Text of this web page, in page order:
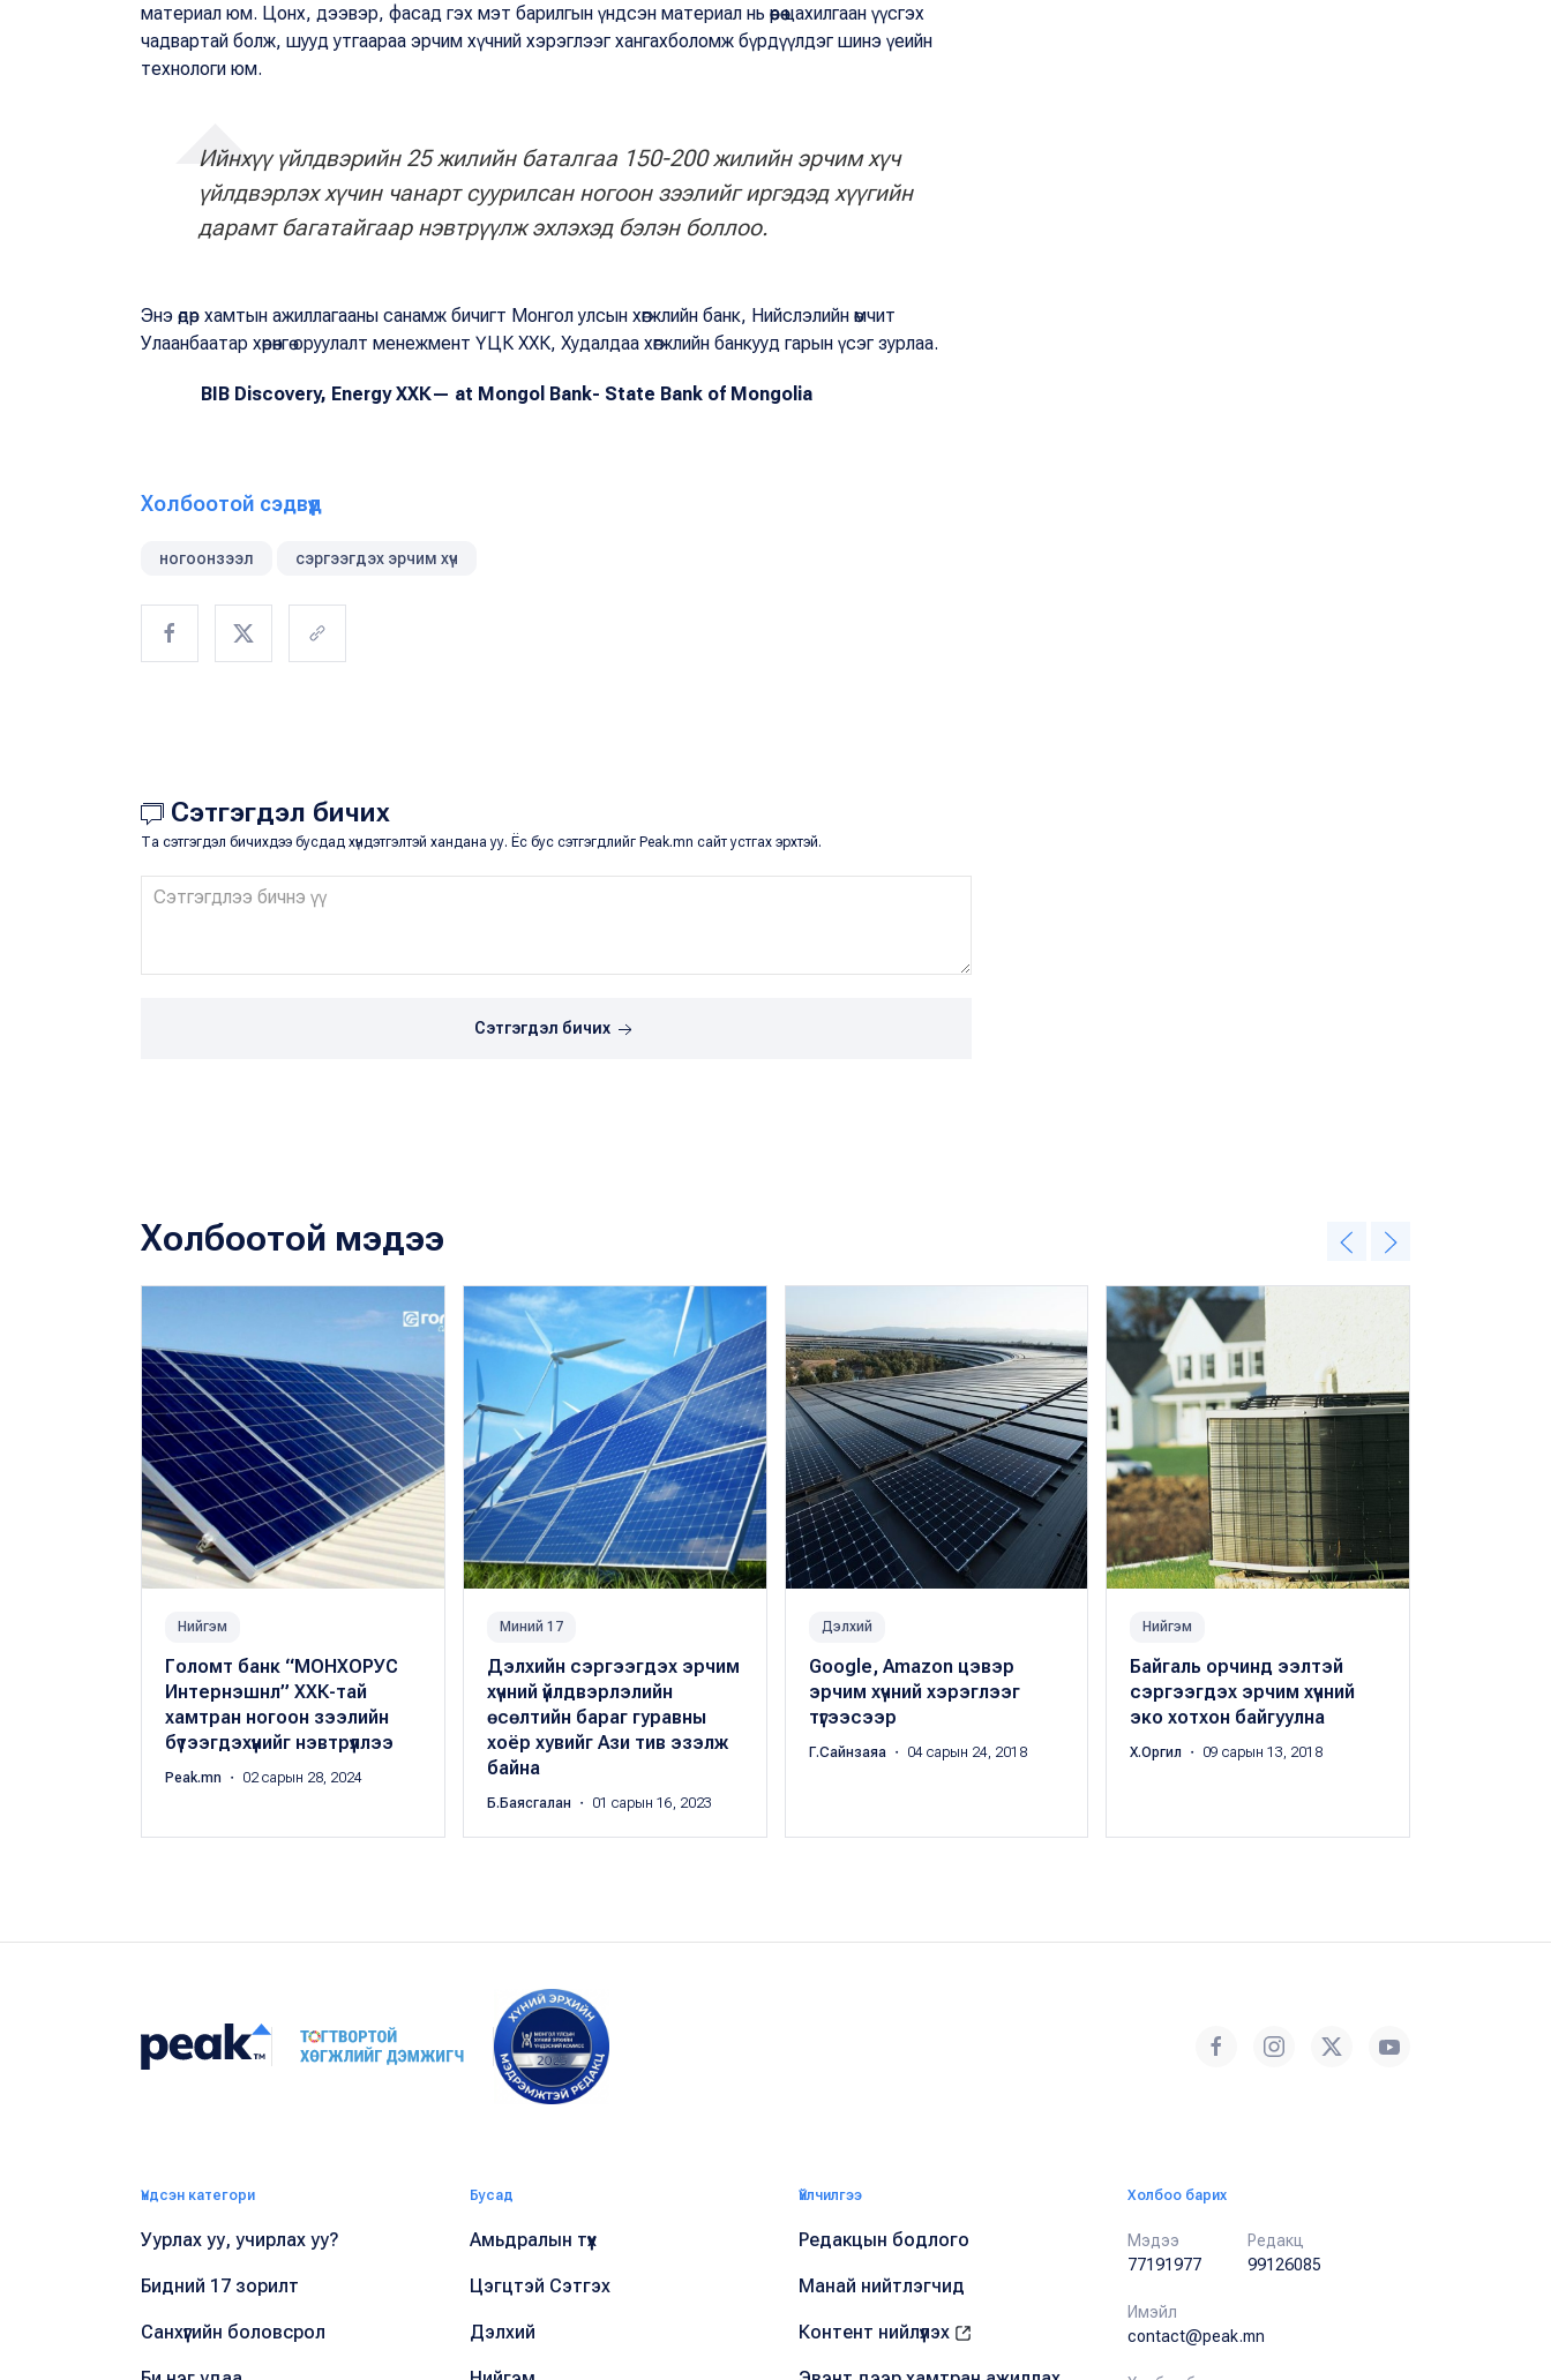
материал юм. Цонх, дээвэр, фасад гэх мэт барилгын үндсэн материал нь өөрөө цахилгаан үүсгэх
чадвартай болж, шууд утгаараа эрчим хүчний хэрэглээг хангахболомж бүрдүүлдэг шинэ үеийн
технологи юм.
Ийнхүү үйлдвэрийн 25 жилийн баталгаа 150-200 жилийн эрчим хүч
үйлдвэрлэх хүчин чанарт суурилсан ногоон зээлийг иргэдэд хүүгийн
дарамт багатайгаар нэвтрүүлж эхлэхэд бэлэн боллоо.
Энэ өдөр хамтын ажиллагааны санамж бичигт Монгол улсын хөгжлийн банк, Нийслэлийн өмчит
Улаанбаатар хөрөнгө оруулалт менежмент ҮЦК ХХК, Худалдаа хөгжлийн банкууд гарын үсэг зурлаа.
BIB Discovery, Energy ХХК— at Mongol Bank- State Bank of Mongolia
Холбоотой сэдвүүд
ногоонзээл сэргээгдэх эрчим хүч
Сэтгэгдэл бичих
Та сэтгэгдэл бичихдээ бусдад хүндэтгэлтэй хандана уу. Ёс бус сэтгэгдлийг Peak.mn сайт устгах эрхтэй.
Сэтгэгдэл бичих
Холбоотой мэдээ
Нийгэм
Голомт банк “МОНХОРУС
Интернэшнл” ХХК-тай
хамтран ногоон зээлийн
бүтээгдэхүүнийг нэвтрүүллээ
Peak.mn ・ 02 сарын 28, 2024
Миний 17
Дэлхийн сэргээгдэх эрчим
хүчний үйлдвэрлэлийн
өсөлтийн бараг гуравны
хоёр хувийг Ази тив эзэлж
байна
Б.Баясгалан ・ 01 сарын 16, 2023
Дэлхий
Google, Amazon цэвэр
эрчим хүчний хэрэглээг
түгээсээр
Г.Сайнзаяа ・ 04 сарын 24, 2018
Нийгэм
Байгаль орчинд ээлтэй
сэргээгдэх эрчим хүчний
эко хотхон байгуулна
Х.Оргил ・ 09 сарын 13, 2018
Үндсэн категори
Уурлах уу, учирлах уу?
Бидний 17 зорилт
Санхүүгийн боловсрол
Бусад
Амьдралын түүх
Цэгцтэй Сэтгэх
Дэлхий
Үйлчилгээ
Редакцын бодлого
Манай нийтлэгчид
Контент нийлүүлэх
Холбоо барих
Мэдээ
77191977
Редакц
99126085
Имэйл
contact@peak.mn